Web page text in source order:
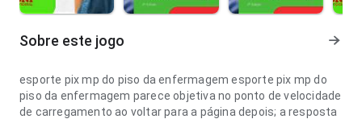
Sobre este jogo
esporte pix mp do piso da enfermagem esporte pix mp do
piso da enfermagem parece objetiva no ponto de velocidade
de carregamento ao voltar para a página depois; a resposta